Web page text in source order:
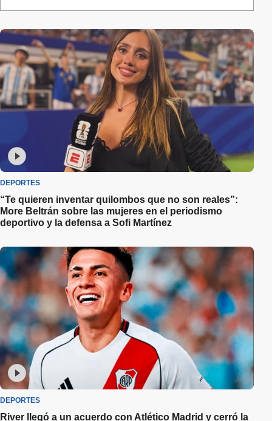
DEPORTES
“Te quieren inventar quilombos que no son reales”:
More Beltrán sobre las mujeres en el periodismo
deportivo y la defensa a Sofi Martínez
DEPORTES
River llegó a un acuerdo con Atlético Madrid y cerró la